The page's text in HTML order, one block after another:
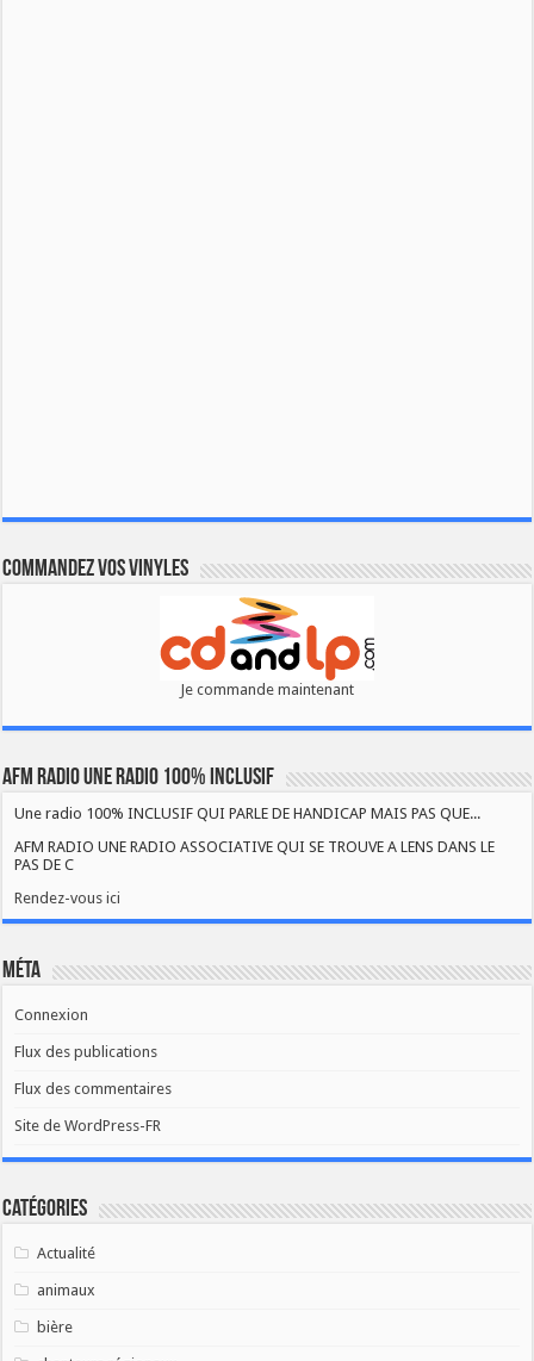
Commandez vos vinyles
Je commande maintenant
AFM RADIO UNE RADIO 100% INCLUSIF
Une radio 100% INCLUSIF QUI PARLE DE HANDICAP MAIS PAS QUE...
AFM RADIO UNE RADIO ASSOCIATIVE QUI SE TROUVE A LENS DANS LE
PAS DE C
Rendez-vous ici
Méta
Connexion
Flux des publications
Flux des commentaires
Site de WordPress-FR
Catégories
Actualité
animaux
bière